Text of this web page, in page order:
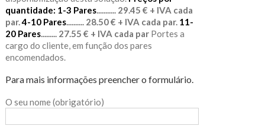
quantidade: 1-3 Pares........... 29.45 € + IVA cada
par. 4-10 Pares.......... 28.50 € + IVA cada par. 11-
20 Pares......... 27.55 € + IVA cada parPortes a
cargo do cliente, em função dos pares
encomendados.
Para mais informações preencher o formulário.
O seu nome (obrigatório)